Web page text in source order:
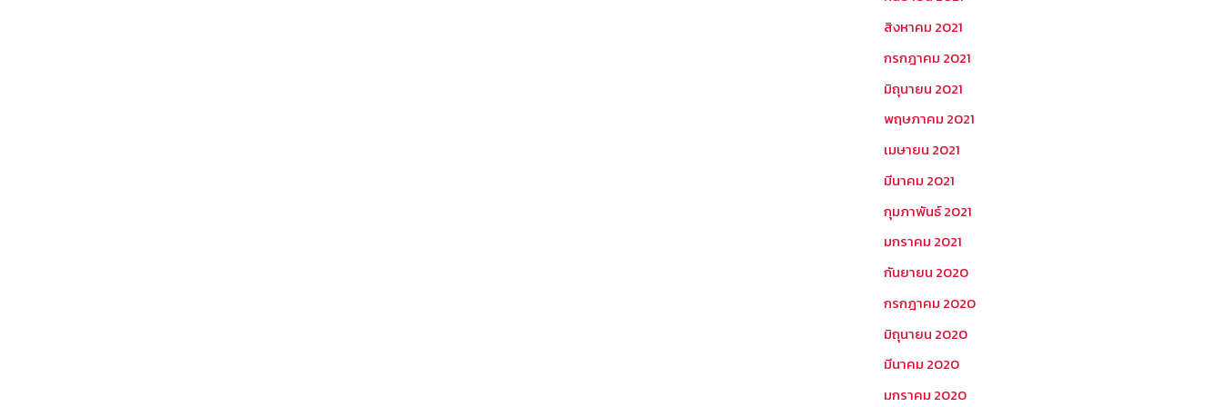
สิงหาคม 2021
กรกฎาคม 2021
มิถุนายน 2021
พฤษภาคม 2021
เมษายน 2021
มีนาคม 2021
กุมภาพันธ์ 2021
มกราคม 2021
กันยายน 2020
กรกฎาคม 2020
มิถุนายน 2020
มีนาคม 2020
มกราคม 2020